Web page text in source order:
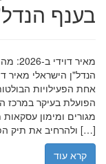
בענף
מאיר
הנדל"ן הישראלי מאיר
אחת הפעילויות
הפועלת בעיקר במרכז
ולהרחיב את תיק הפרויקטים שלה, תוך הדגשת ערכי […]
קרא עוד